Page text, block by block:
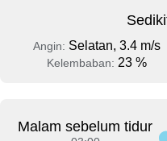
Angin: Selatan, 3.4 m/s
Kelembaban: 23 %
Malam sebelum tidur